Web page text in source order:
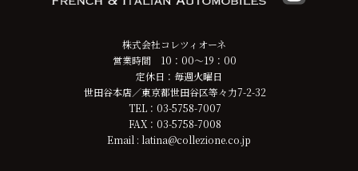
株式会社コレツィオーネ
営業時間 10：00～19：00
定休日：毎週火曜日
世田谷本店／東京都世田谷区等々力7-2-32
TEL：03-5758-7007
FAX：03-5758-7008
Email : latina@collezione.co.jp